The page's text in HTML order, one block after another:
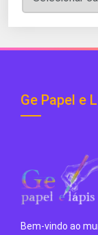
do
Blog
Ge Papel e
Bem-vindo ao